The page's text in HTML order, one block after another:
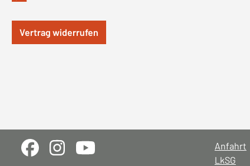
Vertrag widerrufen
Anfahrt
LkSG